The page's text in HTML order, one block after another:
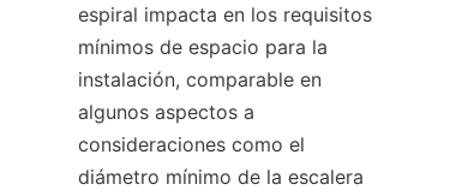
espiral impacta en los requisitos
mínimos de espacio para la
instalación, comparable en
algunos aspectos a
consideraciones como el
diámetro mínimo de la escalera